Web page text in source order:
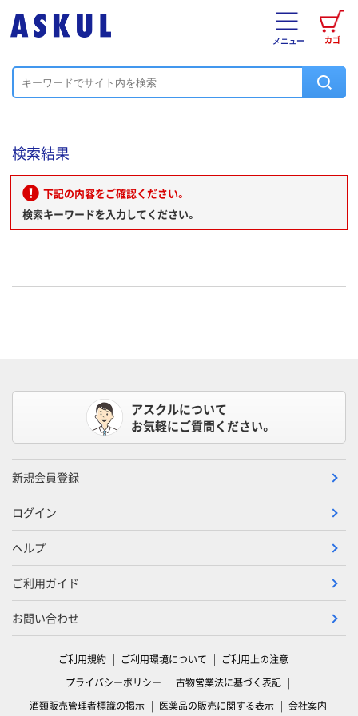
カゴ
メニュー
検索結果
下記の内容をご確認ください。
検索キーワードを入力してください。
アスクルについて
お気軽にご質問ください。
新規会員登録
ログイン
ヘルプ
ご利用ガイド
お問い合わせ
ご利用規約 ご利用環境について
ご利用上の注意
プライバシーポリシー
古物営業法に基づく表記
酒類販売管理者標識の掲示
医薬品の販売に関する表示 会社案内